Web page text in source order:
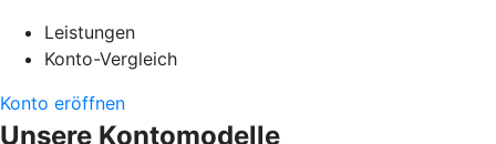
Leistungen
Konto-Vergleich
Konto eröffnen
Unsere Kontomodelle